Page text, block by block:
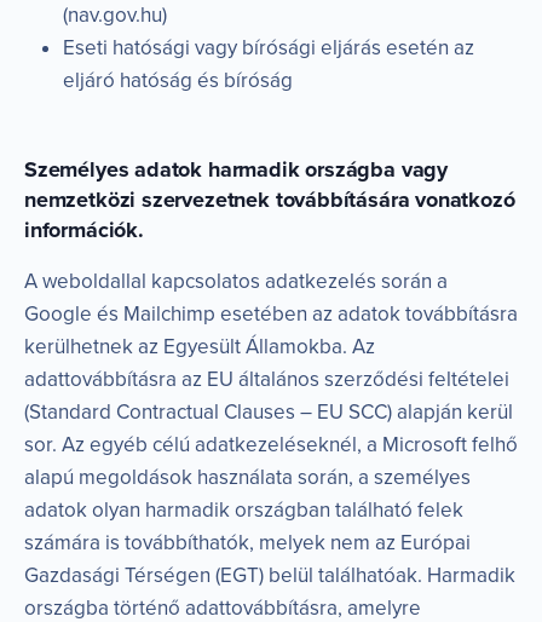
(nav.gov.hu)
Eseti hatósági vagy bírósági eljárás esetén az
eljáró hatóság és bíróság
Személyes adatok harmadik országba vagy
nemzetközi szervezetnek továbbítására vonatkozó
információk.
A weboldallal kapcsolatos adatkezelés során a
Google és Mailchimp esetében az adatok továbbításra
kerülhetnek az Egyesült Államokba. Az
adattovábbításra az EU általános szerződési feltételei
(Standard Contractual Clauses – EU SCC) alapján kerül
sor. Az egyéb célú adatkezeléseknél, a Microsoft felhő
alapú megoldások használata során, a személyes
adatok olyan harmadik országban található felek
számára is továbbíthatók, melyek nem az Európai
Gazdasági Térségen (EGT) belül találhatóak. Harmadik
országba történő adattovábbításra, amelyre